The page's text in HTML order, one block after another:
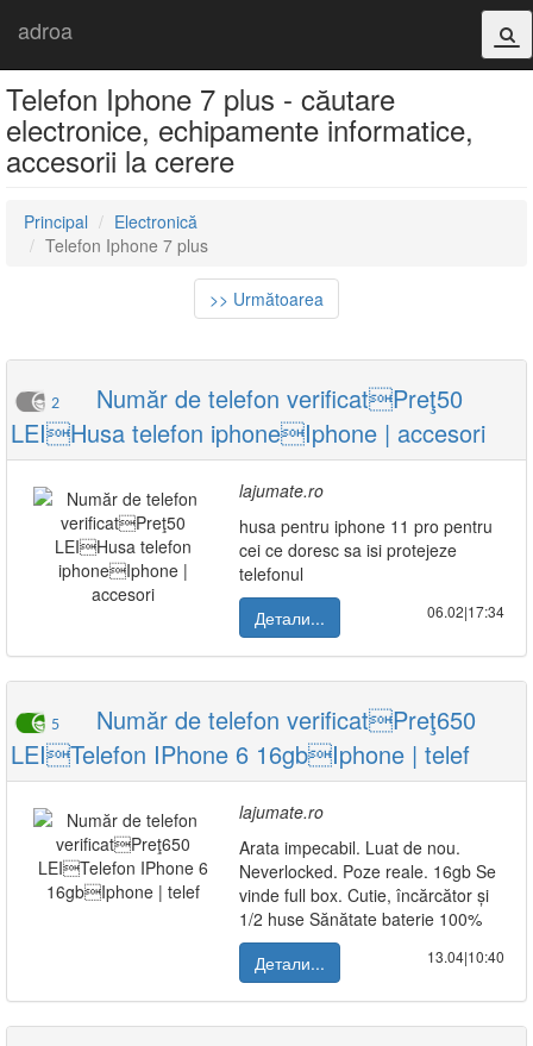
adroa
Telefon Iphone 7 plus - căutare
electronice, echipamente informatice,
accesorii la cerere
Principal
Electronică
Telefon Iphone 7 plus
>> Următoarea
2
Număr de telefon verificatPreţ50
LEIHusa telefon iphoneIphone | accesori
lajumate.ro
husa pentru iphone 11 pro pentru
cei ce doresc sa isi protejeze
telefonul
Детали...
06.02|17:34
5
Număr de telefon verificatPreţ650
LEITelefon IPhone 6 16gbIphone | telef
lajumate.ro
Arata impecabil. Luat de nou.
Neverlocked. Poze reale. 16gb Se
vinde full box. Cutie, încărcător și
1/2 huse Sănătate baterie 100%
Детали...
13.04|10:40